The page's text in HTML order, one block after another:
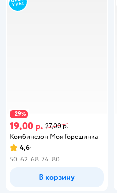
−29%
19,00 р. 27,00 р.
Комбинезон Моя Горошинка
4,6
50 62 68 74 80
В корзину